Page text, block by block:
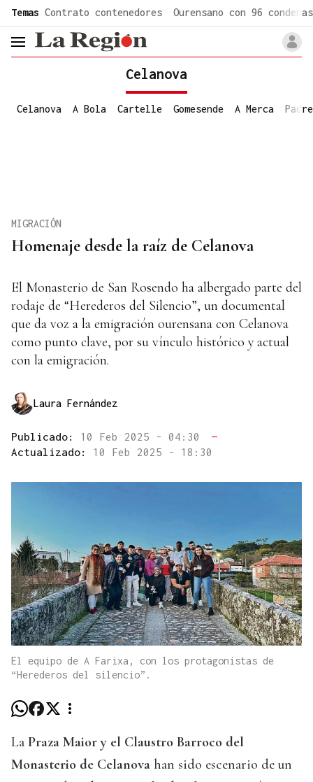
Temas Contrato contenedores Ourensano con 96 condenas
header.menu.open
Celanova
Celanova A Bola Cartelle Gomesende A Merca
Homenaje desde la raíz de Celanova
MIGRACIÓN
El Monasterio de San Rosendo ha albergado parte del
rodaje de “Herederos del Silencio”, un documental
que da voz a la emigración ourensana con Celanova
como punto clave, por su vínculo histórico y actual
con la emigración.
Laura Fernández
Publicado: 10 Feb 2025 - 04:30
—
Actualizado: 10 Feb 2025 - 18:30
El equipo de A Farixa, con los protagonistas de
“Herederos del silencio”.
La Praza Maior y el Claustro Barroco del
Monasterio de Celanova han sido escenario de un